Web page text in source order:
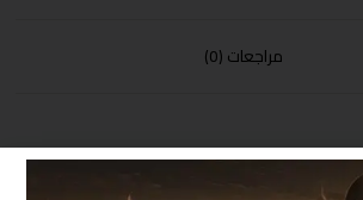
مراجعات (0)
دفاية زيت جي في سي برو 11 ريشة 2500 وات موديل